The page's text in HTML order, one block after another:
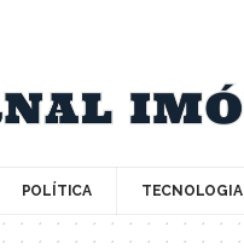
POLÍTICA TECNOLOGIA